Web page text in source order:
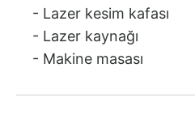
- Lazer kesim kafası
- Lazer kaynağı
- Makine masası